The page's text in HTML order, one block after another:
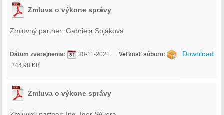
Zmluva o výkone správy
Zmluvný partner: Gabriela Sojáková
Dátum zverejnenia: 30-11-2021 Veľkosť súboru:
244.98 KB
Download
Zmluva o výkone správy